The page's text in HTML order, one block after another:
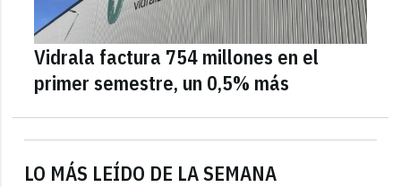
LO MÁS LEÍDO DE LA SEMANA
Vidrala factura 754 millones en el
primer semestre, un 0,5% más